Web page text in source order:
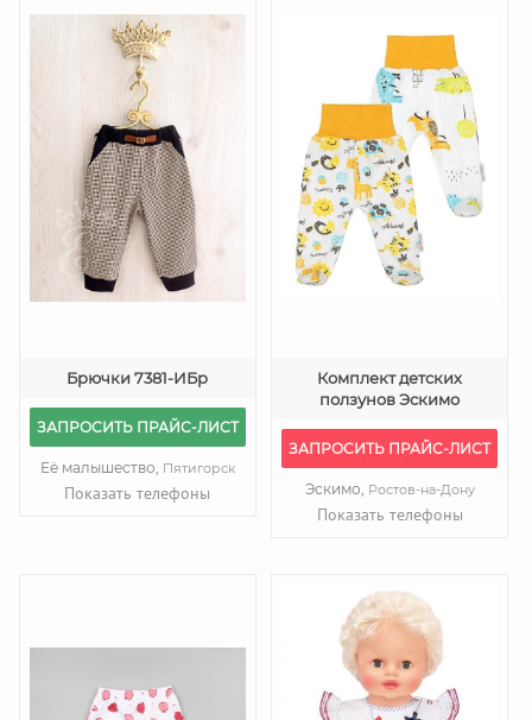
Брючки 7381-ИБр
ЗАПРОСИТЬ ПРАЙС-ЛИСТ
Её малышество, Пятигорск
Показать телефоны
Комплект детских
ползунов Эскимо
ЗАПРОСИТЬ ПРАЙС-ЛИСТ
Эскимо, Ростов-на-Дону
Показать телефоны